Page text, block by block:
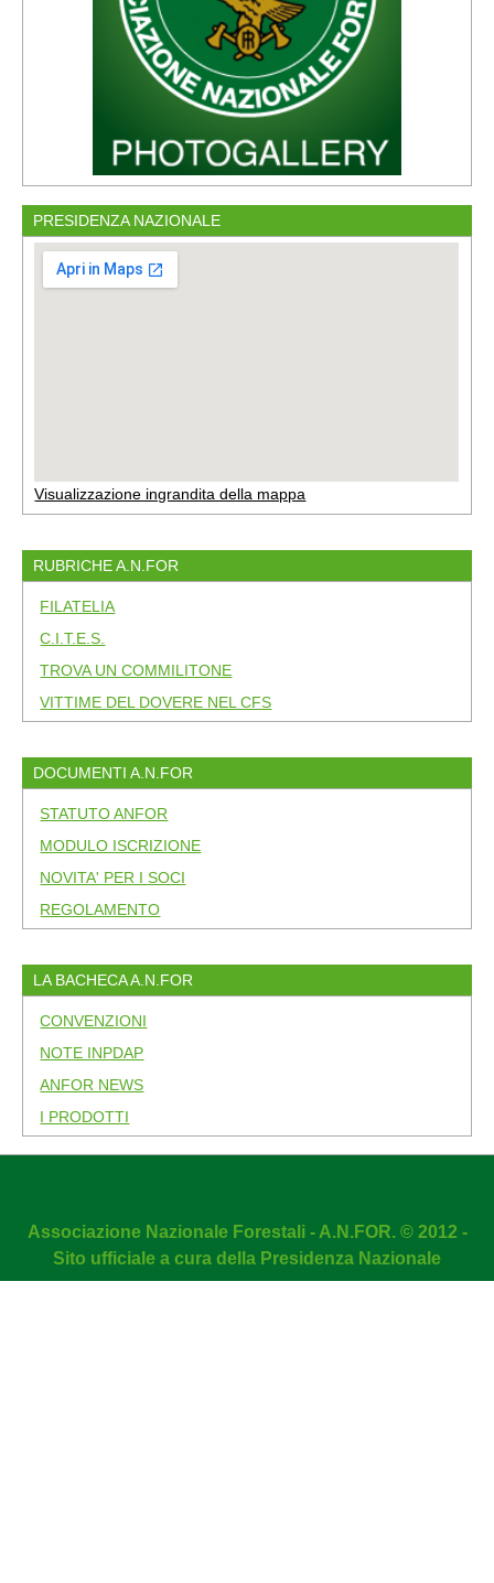
PRESIDENZA NAZIONALE
Visualizzazione ingrandita della mappa
RUBRICHE A.N.FOR
FILATELIA
C.I.T.E.S.
TROVA UN COMMILITONE
VITTIME DEL DOVERE NEL CFS
DOCUMENTI A.N.FOR
STATUTO ANFOR
MODULO ISCRIZIONE
NOVITA' PER I SOCI
REGOLAMENTO
LA BACHECA A.N.FOR
CONVENZIONI
NOTE INPDAP
ANFOR NEWS
I PRODOTTI
Associazione Nazionale Forestali - A.N.FOR. © 2012 -
Sito ufficiale a cura della Presidenza Nazionale